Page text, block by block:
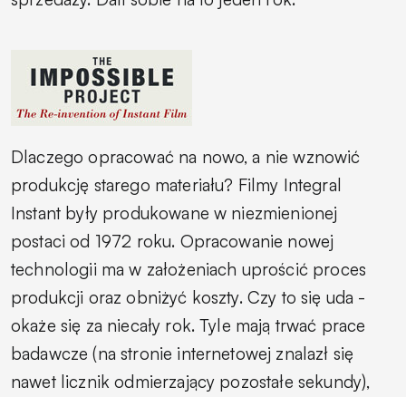
Dlaczego opracować na nowo, a nie wznowić
produkcję starego materiału? Filmy Integral
Instant były produkowane w niezmienionej
postaci od 1972 roku. Opracowanie nowej
technologii ma w założeniach uprościć proces
produkcji oraz obniżyć koszty. Czy to się uda -
okaże się za niecały rok. Tyle mają trwać prace
badawcze (na stronie internetowej znalazł się
nawet licznik odmierzający pozostałe sekundy),